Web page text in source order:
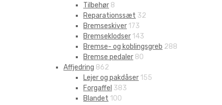
Tilbehør 8
Reparationssæt 32
Bremseskiver 173
Bremseklodser 143
Bremse- og koblingsgreb 288
Bremse pedaler 80
Affjedring 862
Lejer og pakdåser 155
Forgaffel 383
Blandet 100